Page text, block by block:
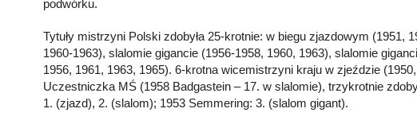
podwórku.
Tytuły mistrzyni Polski zdobyła 25-krotnie: w biegu zjazdowym (1951,
1960-1963), slalomie gigancie (1956-1958, 1960, 1963), slalomie
1956, 1961, 1963, 1965). 6-krotna wicemistrzyni kraju w zjeździe
Uczestniczka MŚ (1958 Badgastein – 17. w slalomie), trzykrotnie
1. (zjazd), 2. (slalom); 1953 Semmering: 3. (slalom gigant).